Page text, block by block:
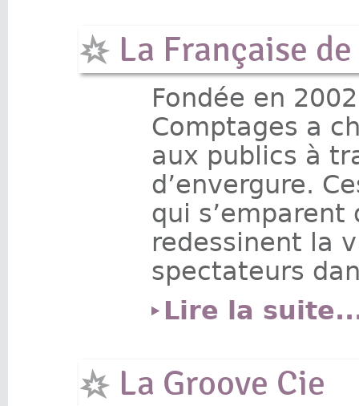
La Française
Fondée en
Comptages a
aux publics à
d’envergure.
qui s’emparent
redessinent la
spectateurs
Lire la
La Groove Cie